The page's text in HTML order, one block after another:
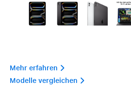
Mehr erfahren 
Modelle vergleichen 